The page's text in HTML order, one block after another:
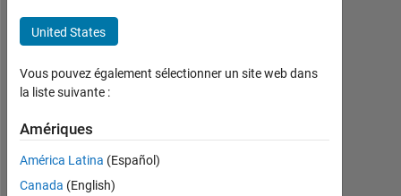
7
mois
|
depuis
2017
Followers:
United States
Vous pouvez également sélectionner un site web dans
la liste suivante :
Amériques
América Latina (Español)
Canada (English)